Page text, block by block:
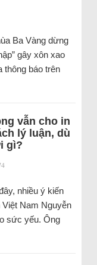
Ba Vàng dừng
gây xôn xao
thông báo trên
vẫn cho in
lý luận, dù
gì?
nhiều ý kiến
Nam Nguyễn
sức yếu. Ông